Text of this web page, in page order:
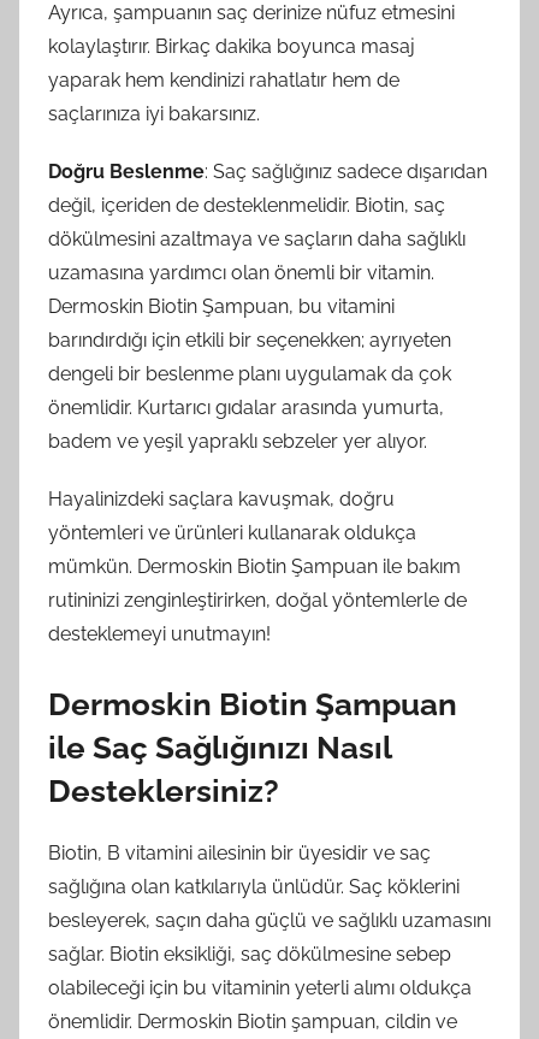
Ayrıca, şampuanın saç derinize nüfuz etmesini
kolaylaştırır. Birkaç dakika boyunca masaj
yaparak hem kendinizi rahatlatır hem de
saçlarınıza iyi bakarsınız.
Doğru Beslenme: Saç sağlığınız sadece dışarıdan
değil, içeriden de desteklenmelidir. Biotin, saç
dökülmesini azaltmaya ve saçların daha sağlıklı
uzamasına yardımcı olan önemli bir vitamin.
Dermoskin Biotin Şampuan, bu vitamini
barındırdığı için etkili bir seçenekken; ayrıyeten
dengeli bir beslenme planı uygulamak da çok
önemlidir. Kurtarıcı gıdalar arasında yumurta,
badem ve yeşil yapraklı sebzeler yer alıyor.
Hayalinizdeki saçlara kavuşmak, doğru
yöntemleri ve ürünleri kullanarak oldukça
mümkün. Dermoskin Biotin Şampuan ile bakım
rutininizi zenginleştirirken, doğal yöntemlerle de
desteklemeyi unutmayın!
Dermoskin Biotin Şampuan
ile Saç Sağlığınızı Nasıl
Desteklersiniz?
Biotin, B vitamini ailesinin bir üyesidir ve saç
sağlığına olan katkılarıyla ünlüdür. Saç köklerini
besleyerek, saçın daha güçlü ve sağlıklı uzamasını
sağlar. Biotin eksikliği, saç dökülmesine sebep
olabileceği için bu vitaminin yeterli alımı oldukça
önemlidir. Dermoskin Biotin şampuan, cildin ve